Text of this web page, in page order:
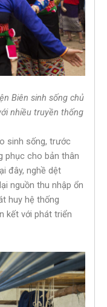
Biên sinh sống chủ
nhiều truyền thống
sinh sống, trước
phục cho bản thân
đây, nghề dệt
nguồn thu nhập ổn
huy hệ thống
kết với phát triển